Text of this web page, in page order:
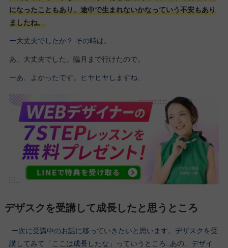
になったこともあり、途中で生まれないかなっていう不安もあり
ましたね。
ー大丈夫でしたか？ その時は。
あ、大丈夫でした。臨月まで行けたので。
ーあ、よかったです。ヒヤヒヤしますね、
デザスクを受講して成長したと思うところ
ー次に受講中のお話に移っていきたいと思います。デザスクを受
講してみて「ここは成長したな」っていうところ..あの、デザイ